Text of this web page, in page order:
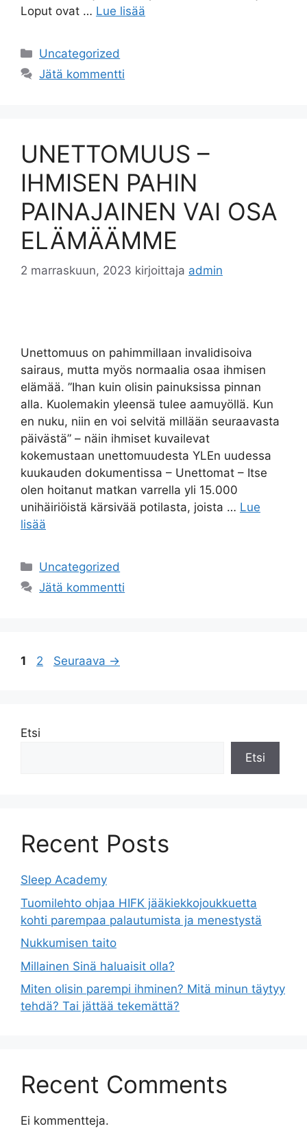
Loput ovat … Lue lisää
Uncategorized
Jätä kommentti
UNETTOMUUS –
IHMISEN PAHIN
PAINAJAINEN VAI OSA
ELÄMÄÄMME
2 marraskuun, 2023 kirjoittaja admin
Unettomuus on pahimmillaan invalidisoiva
sairaus, mutta myös normaalia osaa ihmisen
elämää. ”Ihan kuin olisin painuksissa pinnan
alla. Kuolemakin yleensä tulee aamuyöllä. Kun
en nuku, niin en voi selvitä millään seuraavasta
päivästä” – näin ihmiset kuvailevat
kokemustaan unettomuudesta YLEn uudessa
kuukauden dokumentissa – Unettomat – Itse
olen hoitanut matkan varrella yli 15.000
unihäiriöistä kärsivää potilasta, joista … Lue
lisää
Uncategorized
Jätä kommentti
1 2 Seuraava →
Etsi
Etsi
Recent Posts
Sleep Academy
Tuomilehto ohjaa HIFK jääkiekkojoukkuetta
kohti parempaa palautumista ja menestystä
Nukkumisen taito
Millainen Sinä haluaisit olla?
Miten olisin parempi ihminen? Mitä minun täytyy
tehdä? Tai jättää tekemättä?
Recent Comments
Ei kommentteja.